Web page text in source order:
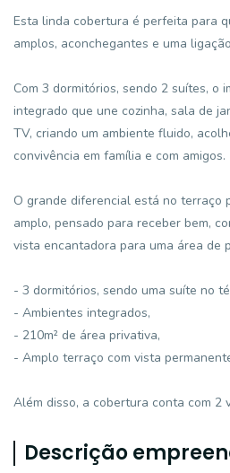
Esta linda cobertura é perfeita para
amplos, aconchegantes e uma
Com 3 dormitórios, sendo 2 suítes, o
integrado que une cozinha, sala de
TV, criando um ambiente fluido,
convivência em família e com amigos.
O grande diferencial está no terraço
amplo, pensado para receber bem,
vista encantadora para uma área de
- 3 dormitórios, sendo uma suíte no
- Ambientes integrados,
- 210m² de área privativa,
- Amplo terraço com vista
Além disso, a cobertura conta com 2
Descrição